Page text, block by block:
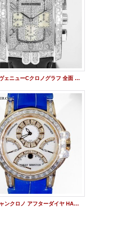
HW アヴェニューCクロノグラフ 全面 アフターダイヤ
オーシャンクロノ アフターダイヤ HARRY WINSTON バケットダイヤ加工